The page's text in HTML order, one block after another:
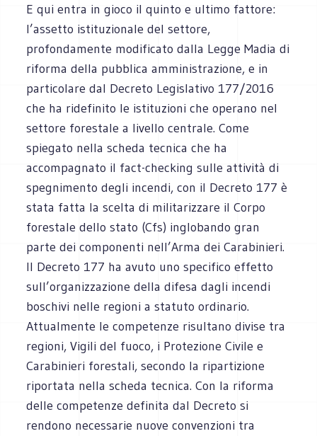
E qui entra in gioco il quinto e ultimo fattore:
l’assetto istituzionale del settore,
profondamente modificato dalla Legge Madia di
riforma della pubblica amministrazione, e in
particolare dal Decreto Legislativo 177/2016
che ha ridefinito le istituzioni che operano nel
settore forestale a livello centrale. Come
spiegato nella scheda tecnica che ha
accompagnato il fact-checking sulle attività di
spegnimento degli incendi, con il Decreto 177 è
stata fatta la scelta di militarizzare il Corpo
forestale dello stato (Cfs) inglobando gran
parte dei componenti nell’Arma dei Carabinieri.
Il Decreto 177 ha avuto uno specifico effetto
sull’organizzazione della difesa dagli incendi
boschivi nelle regioni a statuto ordinario.
Attualmente le competenze risultano divise tra
regioni, Vigili del fuoco, i Protezione Civile e
Carabinieri forestali, secondo la ripartizione
riportata nella scheda tecnica. Con la riforma
delle competenze definita dal Decreto si
rendono necessarie nuove convenzioni tra